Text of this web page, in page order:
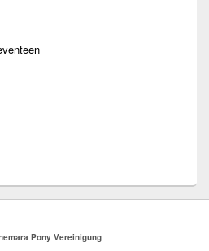
Pony Vereinigung